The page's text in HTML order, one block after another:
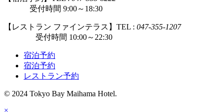
受付時間 9:00～18:30
【レストラン ファインテラス】TEL : 047-355-1207
受付時間 10:00～22:30
宿泊予約
宿泊予約
レストラン予約
© 2024 Tokyo Bay Maihama Hotel.
×